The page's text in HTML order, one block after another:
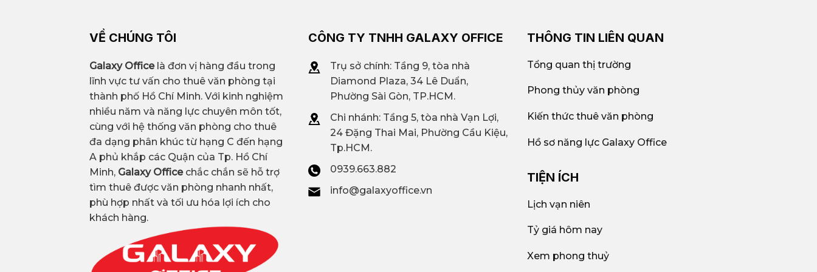
VỀ CHÚNG TÔI
Galaxy Officelà đơn vị hàng đầu trong
lĩnh vực tư vấn cho thuê văn phòng tại
thành phố Hồ Chí Minh. Với kinh nghiệm
nhiều năm và năng lực chuyên môn tốt,
cùng với hệ thống văn phòng cho thuê
đa dạng phân khúc từ hạng C đến hạng
A phủ khắp các Quận của Tp. Hồ Chí
Minh, Galaxy Office chắc chắn sẽ hỗ trợ
tìm thuê được văn phòng nhanh nhất,
phù hợp nhất và tối ưu hóa lợi ích cho
khách hàng.
CÔNG TY TNHH GALAXY OFFICE
Trụ sở chính: Tầng 9, tòa nhà
Diamond Plaza, 34 Lê Duẩn,
Phường Sài Gòn, TP.HCM.
Chi nhánh: Tầng 5, tòa nhà Vạn Lợi,
24 Đặng Thai Mai, Phường Cầu Kiệu,
Tp.HCM.
0939.663.882
info@galaxyoffice.vn
THÔNG TIN LIÊN QUAN
Tổng quan thị trường
Phong thủy văn phòng
Kiến thức thuê văn phòng
Hồ sơ năng lực Galaxy Office
TIỆN ÍCH
Lịch vạn niên
Tỷ giá hôm nay
Xem phong thuỷ